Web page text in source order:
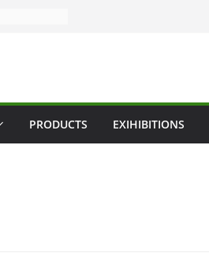
PRODUCTS EXIHIBITIONS